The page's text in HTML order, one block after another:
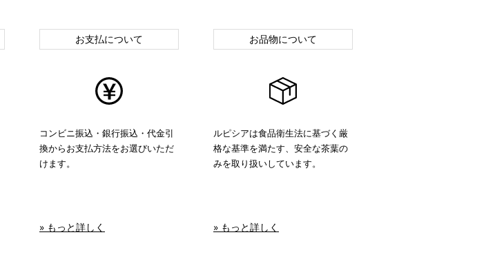
お支払について
コンビニ振込・銀行振込・代金引
換からお支払方法をお選びいただ
けます。
» もっと詳しく
お品物について
ルピシアは食品衛生法に基づく厳
格な基準を満たす、安全な茶葉の
みを取り扱いしています。
» もっと詳しく